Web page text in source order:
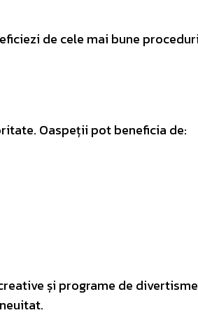
de cele mai bune
Oaspeții pot beneficia de:
și programe de